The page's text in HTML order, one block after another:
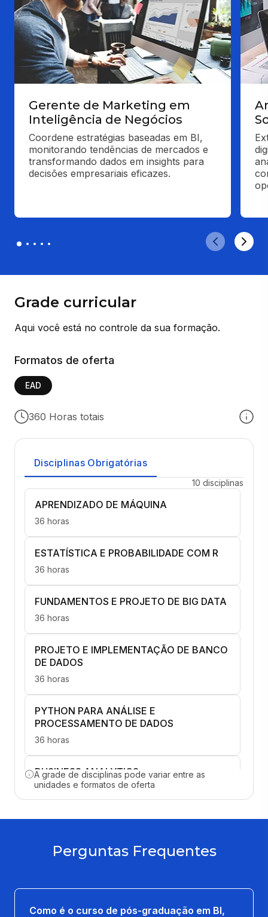
Gerente de Marketing em
Inteligência de Negócios
Coordene estratégias baseadas em BI,
monitorando tendências de mercados e
transformando dados em insights para
decisões empresariais eficazes.
Grade curricular
Aqui você está no controle da sua formação.
Formatos de oferta
EAD
360 Horas totais
Disciplinas Obrigatórias
10 disciplinas
APRENDIZADO DE MÁQUINA
36 horas
ESTATÍSTICA E PROBABILIDADE COM R
36 horas
FUNDAMENTOS E PROJETO DE BIG DATA
36 horas
PROJETO E IMPLEMENTAÇÃO DE BANCO
DE DADOS
36 horas
PYTHON PARA ANÁLISE E
PROCESSAMENTO DE DADOS
36 horas
BUSINESS ANALYTICS
36 horas
FUNDAMENTOS DE BUSINESS
36 horas
36 horas
A grade de disciplinas pode variar entre as
unidades e formatos de oferta
Perguntas Frequentes
Como é o curso de pós-graduação em BI,